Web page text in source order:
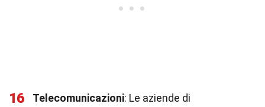
16 Telecomunicazioni: Le aziende di